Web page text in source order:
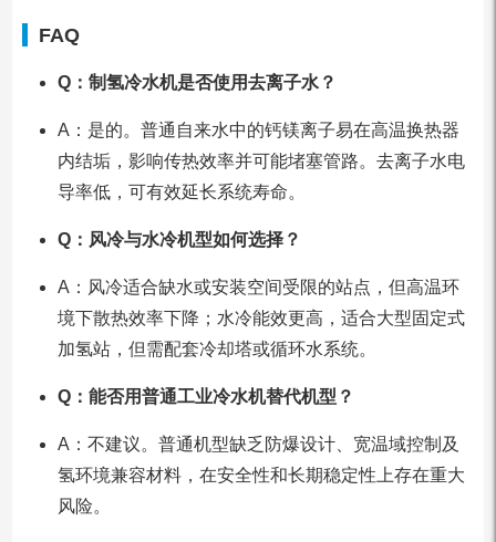
FAQ
Q：制氢冷水机是否使用去离子水？
A：是的。普通自来水中的钙镁离子易在高温换热器
内结垢，影响传热效率并可能堵塞管路。去离子水电
导率低，可有效延长系统寿命。
Q：风冷与水冷机型如何选择？
A：风冷适合缺水或安装空间受限的站点，但高温环
境下散热效率下降；水冷能效更高，适合大型固定式
加氢站，但需配套冷却塔或循环水系统。
Q：能否用普通工业冷水机替代机型？
A：不建议。普通机型缺乏防爆设计、宽温域控制及
氢环境兼容材料，在安全性和长期稳定性上存在重大
风险。